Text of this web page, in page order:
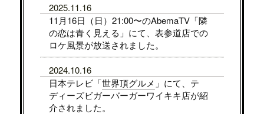
2025.11.16
11月16日（日）21:00〜のAbemaTV「隣
の恋は青く見える」にて、表参道店での
ロケ風景が放送されました。
2024.10.16
日本テレビ「世界頂グルメ 」にて、テ
ディーズビガーバーガーワイキキ店が紹
介されました。